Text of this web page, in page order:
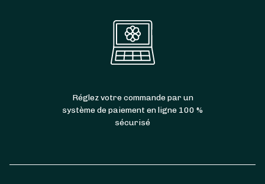
Réglez votre commande par un
système de paiement en ligne 100 %
sécurisé